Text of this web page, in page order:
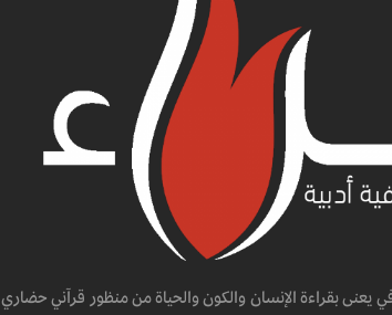
يعنى بقراءة الإنسان والكون والحياة من منظور قرآني حضاري